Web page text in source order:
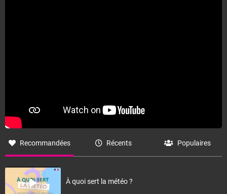
Recommandées Récents Populaires
À quoi sert la météo ?